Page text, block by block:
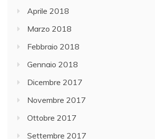
Aprile 2018
Marzo 2018
Febbraio 2018
Gennaio 2018
Dicembre 2017
Novembre 2017
Ottobre 2017
Settembre 2017